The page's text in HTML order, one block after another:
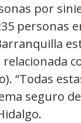
por
personas
“Todas
seguro